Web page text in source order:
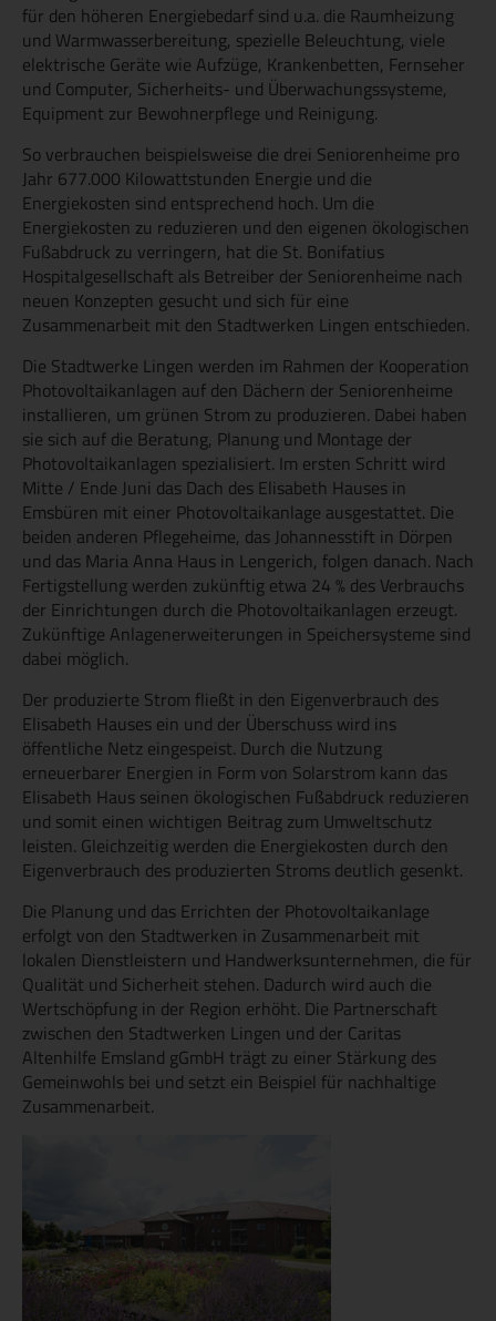
für den höheren Energiebedarf sind u.a. die Raumheizung
und Warmwasserbereitung, spezielle Beleuchtung, viele
elektrische Geräte wie Aufzüge, Krankenbetten, Fernseher
und Computer, Sicherheits- und Überwachungssysteme,
Equipment zur Bewohnerpflege und Reinigung.
So verbrauchen beispielsweise die drei Seniorenheime pro
Jahr 677.000 Kilowattstunden Energie und die
Energiekosten sind entsprechend hoch. Um die
Energiekosten zu reduzieren und den eigenen ökologischen
Fußabdruck zu verringern, hat die St. Bonifatius
Hospitalgesellschaft als Betreiber der Seniorenheime nach
neuen Konzepten gesucht und sich für eine
Zusammenarbeit mit den Stadtwerken Lingen entschieden.
Die Stadtwerke Lingen werden im Rahmen der Kooperation
Photovoltaikanlagen auf den Dächern der Seniorenheime
installieren, um grünen Strom zu produzieren. Dabei haben
sie sich auf die Beratung, Planung und Montage der
Photovoltaikanlagen spezialisiert. Im ersten Schritt wird
Mitte / Ende Juni das Dach des Elisabeth Hauses in
Emsbüren mit einer Photovoltaikanlage ausgestattet. Die
beiden anderen Pflegeheime, das Johannesstift in Dörpen
und das Maria Anna Haus in Lengerich, folgen danach. Nach
Fertigstellung werden zukünftig etwa 24 % des Verbrauchs
der Einrichtungen durch die Photovoltaikanlagen erzeugt.
Zukünftige Anlagenerweiterungen in Speichersysteme sind
dabei möglich.
Der produzierte Strom fließt in den Eigenverbrauch des
Elisabeth Hauses ein und der Überschuss wird ins
öffentliche Netz eingespeist. Durch die Nutzung
erneuerbarer Energien in Form von Solarstrom kann das
Elisabeth Haus seinen ökologischen Fußabdruck reduzieren
und somit einen wichtigen Beitrag zum Umweltschutz
leisten. Gleichzeitig werden die Energiekosten durch den
Eigenverbrauch des produzierten Stroms deutlich gesenkt.
Die Planung und das Errichten der Photovoltaikanlage
erfolgt von den Stadtwerken in Zusammenarbeit mit
lokalen Dienstleistern und Handwerksunternehmen, die für
Qualität und Sicherheit stehen. Dadurch wird auch die
Wertschöpfung in der Region erhöht. Die Partnerschaft
zwischen den Stadtwerken Lingen und der Caritas
Altenhilfe Emsland gGmbH trägt zu einer Stärkung des
Gemeinwohls bei und setzt ein Beispiel für nachhaltige
Zusammenarbeit.